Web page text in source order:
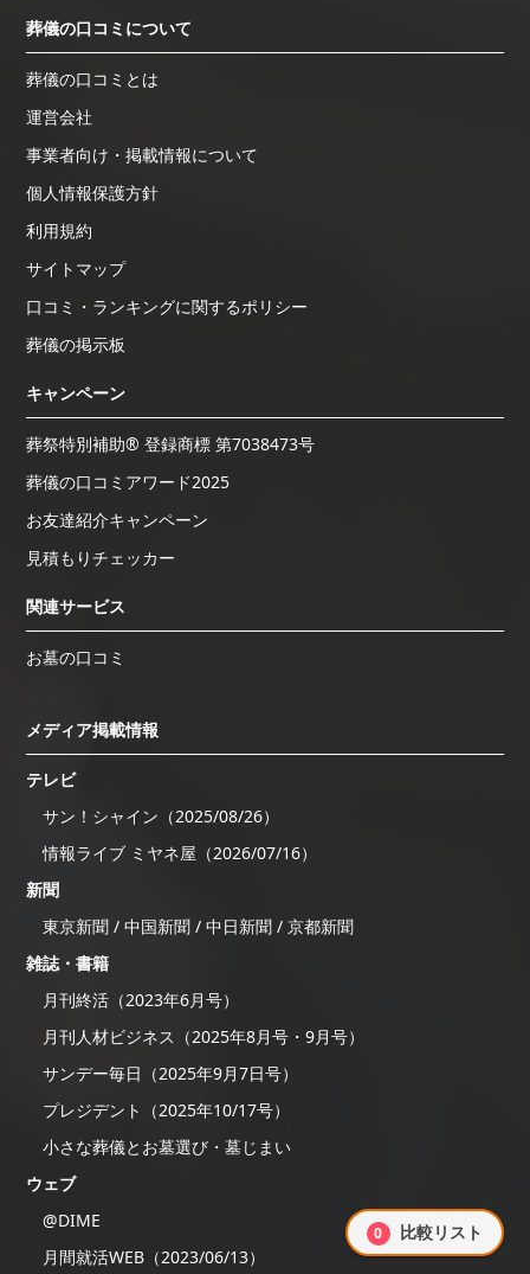
葬儀の口コミについて
葬儀の口コミとは
運営会社
事業者向け・掲載情報について
個人情報保護方針
利用規約
サイトマップ
口コミ・ランキングに関するポリシー
葬儀の掲示板
キャンペーン
葬祭特別補助® 登録商標 第7038473号
葬儀の口コミアワード2025
お友達紹介キャンペーン
見積もりチェッカー
関連サービス
お墓の口コミ
メディア掲載情報
テレビ
サン！シャイン（2025/08/26）
情報ライブ ミヤネ屋（2026/07/16）
新聞
東京新聞 / 中国新聞 / 中日新聞 / 京都新聞
雑誌・書籍
月刊終活（2023年6月号）
月刊人材ビジネス（2025年8月号・9月号）
サンデー毎日（2025年9月7日号）
プレジデント（2025年10/17号）
小さな葬儀とお墓選び・墓じまい
ウェブ
@DIME
月間就活WEB（2023/06/13）
0 比較リスト